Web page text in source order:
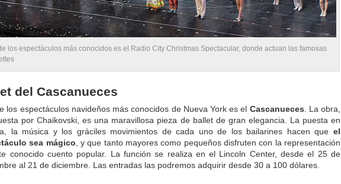
los espectáculos más conocidos es el Radio City Christmas Spectacular, donde actuan las famosas
del Cascanueces
los espectáculos navideños más conocidos de Nueva York es el Cascanueces . La obra,
por Chaikovski, es una maravillosa pieza de ballet de gran elegancia. La puesta en
la música y los gráciles movimientos de cada uno de los bailarines hacen que el
sea mágico , y que tanto mayores como pequeños disfruten con la representación
conocido cuento popular. La función se realiza en el Lincoln Center, desde el 25 de
al 21 de diciembre. Las entradas las podremos adquirir desde 30 a 100 dólares.